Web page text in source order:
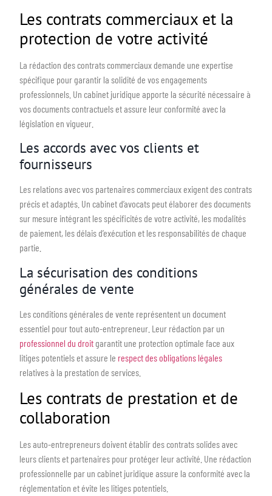
Les contrats commerciaux et la
protection de votre activité
La rédaction des contrats commerciaux demande une expertise
spécifique pour garantir la solidité de vos engagements
professionnels. Un cabinet juridique apporte la sécurité nécessaire à
vos documents contractuels et assure leur conformité avec la
législation en vigueur.
Les accords avec vos clients et
fournisseurs
Les relations avec vos partenaires commerciaux exigent des contrats
précis et adaptés. Un cabinet d’avocats peut élaborer des documents
sur mesure intégrant les spécificités de votre activité, les modalités
de paiement, les délais d’exécution et les responsabilités de chaque
partie.
La sécurisation des conditions
générales de vente
Les conditions générales de vente représentent un document
essentiel pour tout auto-entrepreneur. Leur rédaction par un
professionnel du droitgarantit une protection optimale face aux
litiges potentiels et assure le respect des obligations légales
relatives à la prestation de services.
Les contrats de prestation et de
collaboration
Les auto-entrepreneurs doivent établir des contrats solides avec
leurs clients et partenaires pour protéger leur activité. Une rédaction
professionnelle par un cabinet juridique assure la conformité avec la
réglementation et évite les litiges potentiels.